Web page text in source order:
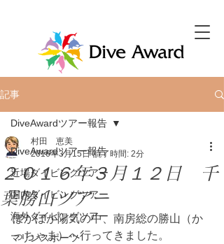
記事
DiveAwardツアー報告
近場ダイビングツアー
国内ダイビングツアー
海外ダイビングツアー
マリンスポーツ
DiveAwardツアー報告
２０１６年３月１２日 千
葉勝山ツアー
村田 恵美
2016年3月15日 読了時間: 2分
ぽかぽか陽気の中、南房総の勝山（か
っちゃま）へ行ってきました。